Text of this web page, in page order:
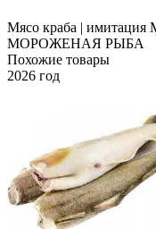
Мясо краба | имитация
МОРОЖЕНАЯ РЫБА
Похожие товары
2026 год